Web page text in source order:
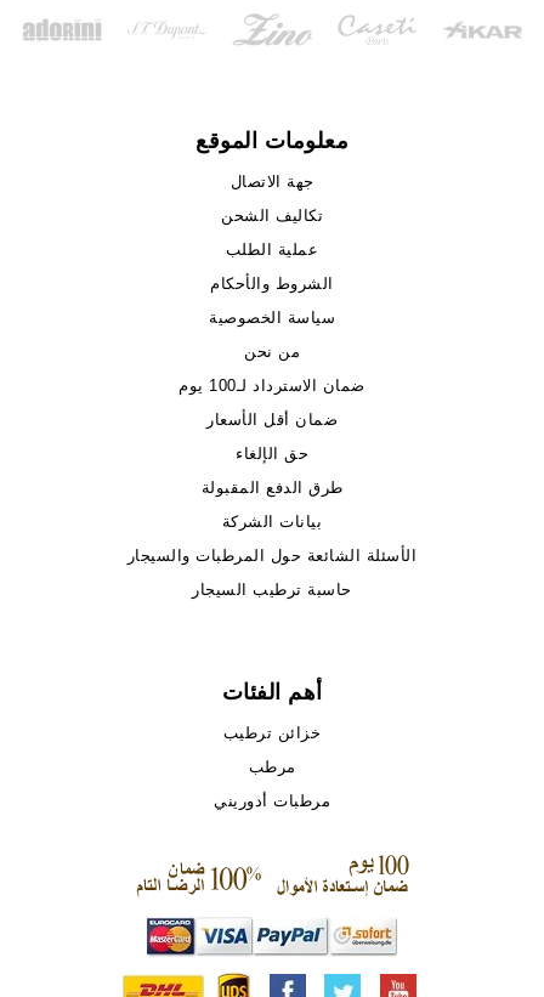
معلومات الموقع
جهة الاتصال
تكاليف الشحن
عملية الطلب
الشروط والأحكام
سياسة الخصوصية
من نحن
ضمان الاسترداد لـ100 يوم
ضمان أقل الأسعار
حق الإلغاء
طرق الدفع المقبولة
بيانات الشركة
الأسئلة الشائعة حول المرطبات والسيجار
حاسبة ترطيب السيجار
أهم الفئات
خزائن ترطيب
مرطب
مرطبات أدوريني